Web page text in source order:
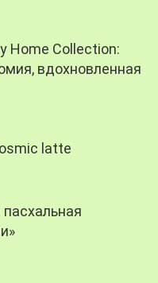
Home Collection:
вдохновленная
latte